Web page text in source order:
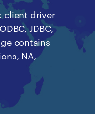
client driver
JDBC,
contains
NA,